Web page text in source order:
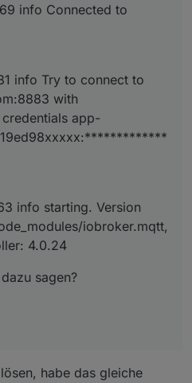
info Connected to
info Try to connect to
with
app-
info starting. Version
iobroker.mqtt,
4.0.24
sagen?
habe das gleiche